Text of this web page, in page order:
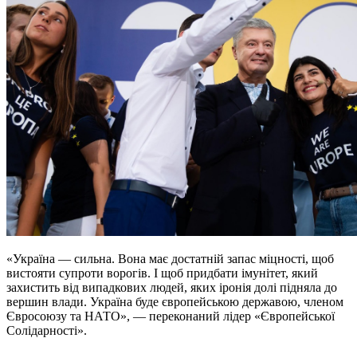
«Україна — сильна. Вона має достатній запас міцності, щоб
вистояти супроти ворогів. І щоб придбати імунітет, який
захистить від випадкових людей, яких іронія долі підняла до
вершин влади. Україна буде європейською державою, членом
Євросоюзу та НАТО», — переконаний лідер «Європейської
Солідарності».